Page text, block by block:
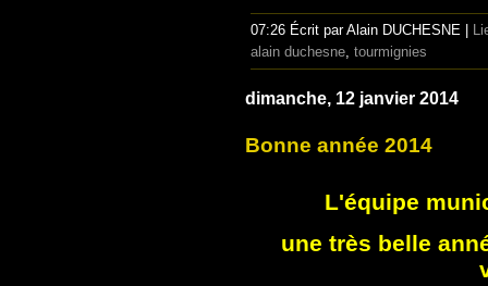
07:26 Écrit par Alain DUCHESNE |
alain duchesne, tourmignies
dimanche, 12 janvier 2014
Bonne année 2014
L'équipe
une très belle